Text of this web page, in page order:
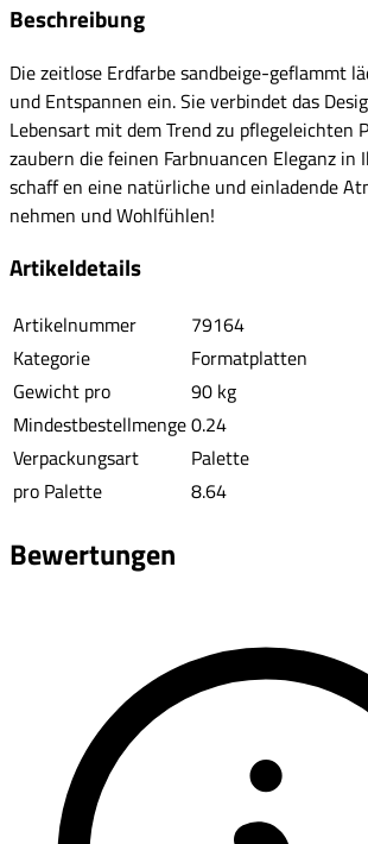
Beschreibung
Die zeitlose Erdfarbe sandbeige-geflammt
und Entspannen ein. Sie verbindet das
Lebensart mit dem Trend zu pflegeleichten
zaubern die feinen Farbnuancen Eleganz in
schaff en eine natürliche und einladende
nehmen und Wohlfühlen!
Artikeldetails
Artikelnummer
79164
Kategorie
Formatplatten
Gewicht pro
90 kg
Mindestbestellmenge0.24
Verpackungsart
Palette
pro Palette
8.64
Bewertungen